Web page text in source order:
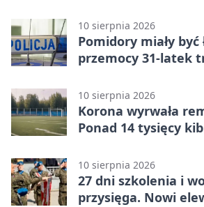
10 sierpnia 2026
Pomidory miały być
przemocy 31-latek
10 sierpnia 2026
Korona wyrwała
Ponad 14 tysięcy
10 sierpnia 2026
27 dni szkolenia i
przysięga. Nowi